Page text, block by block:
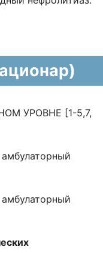
УРОВНЕ [1-5,7,